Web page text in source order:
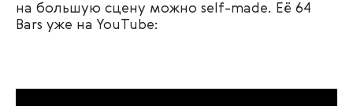
на большую сцену можно self-made. Её 64
Bars уже на YouTube: